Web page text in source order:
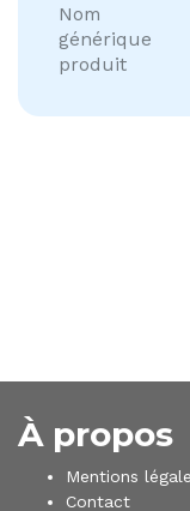
Nom
générique
produit
À propos
Mentions
Contact